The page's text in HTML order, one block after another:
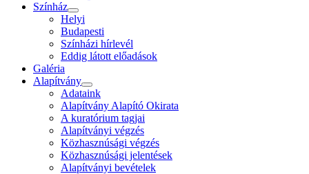
Színház
Helyi
Budapesti
Színházi hírlevél
Eddig látott előadások
Galéria
Alapítvány
Adataink
Alapítvány Alapító Okirata
A kuratórium tagjai
Alapítványi végzés
Közhasznúsági végzés
Közhasznúsági jelentések
Alapítványi bevételek